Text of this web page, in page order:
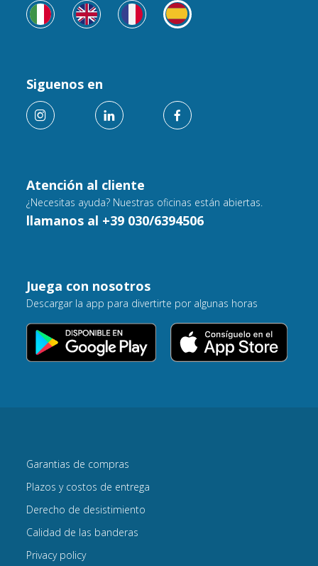
Atención al cliente
¿Necesitas ayuda? Nuestras oficinas están abiertas.
llamanos al +39 030/6394506
Siguenos en
Juega con nosotros
Descargar la app para divertirte por algunas horas
Garantias de compras
Plazos y costos de entrega
Derecho de desistimiento
Calidad de las banderas
Privacy policy